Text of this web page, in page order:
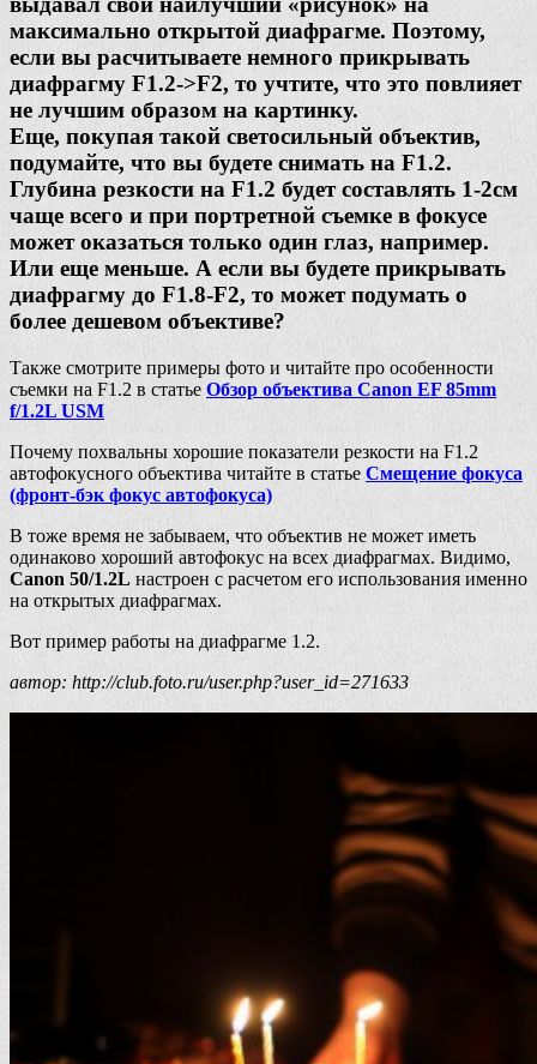
максимально открытой диафрагме. Поэтому,
если вы расчитываете немного прикрывать
диафрагму F1.2->F2, то учтите, что это повлияет
не лучшим образом на картинку.
Еще, покупая такой светосильный объектив,
подумайте, что вы будете снимать на F1.2.
Глубина резкости на F1.2 будет составлять 1-2см
чаще всего и при портретной съемке в фокусе
может оказаться только один глаз, например.
Или еще меньше. А если вы будете прикрывать
диафрагму до F1.8-F2, то может подумать о
более дешевом объективе?
Также смотрите примеры фото и читайте про особенности
съемки на F1.2 в статье Обзор объектива Canon EF 85mm
f/1.2L USM
Почему похвальны хорошие показатели резкости на F1.2
автофокусного объектива читайте в статье Смещение фокуса
(фронт-бэк фокус автофокуса)
В тоже время не забываем, что объектив не может иметь
одинаково хороший автофокус на всех диафрагмах. Видимо,
Canon 50/1.2L настроен с расчетом его использования именно
на открытых диафрагмах.
Вот пример работы на диафрагме 1.2.
автор: http://club.foto.ru/user.php?user_id=271633